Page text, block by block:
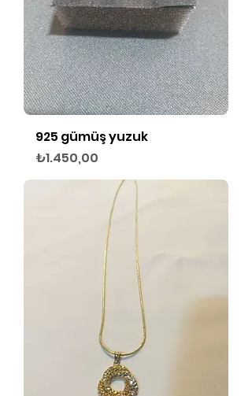
925 gümüş yuzuk
Fiyat
₺1.450,00